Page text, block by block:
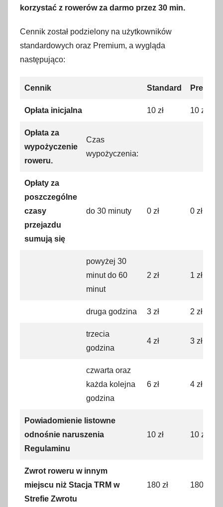
korzystać z rowerów za darmo przez 30 min.
Cennik został podzielony na użytkowników
standardowych oraz Premium, a wygląda
następująco:
Cennik Standard
Opłata inicjalna 10 zł 10 zł
Opłata za
wypożyczenie
roweru.
Czas
wypożyczenia:
Opłaty za
poszczególne
czasy
przejazdu
sumują się
do 30 minuty 0 zł 0 zł
powyżej 30
minut do 60
minut
2 zł 1 zł
druga godzina 3 zł 2 zł
trzecia
godzina
4 zł 3 zł
czwarta oraz
każda kolejna
godzina
6 zł 4 zł
Powiadomienie listowne
odnośnie naruszenia
Regulaminu
10 zł 10 zł
Zwrot roweru w innym
miejscu niż Stacja TRM w
Strefie Zwrotu
180 zł 180 zł